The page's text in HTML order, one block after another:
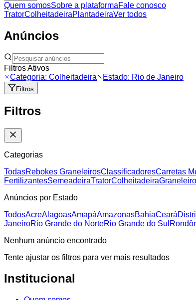
Quem somosSobre a plataformaFale conosco
TratorColheitadeiraPlantadeiraVer todos
Anúncios
Filtros Ativos
Categoria: Colheitadeira Estado: Rio de Janeiro
Filtros
Filtros
Categorias
TodasRebokes GraneleirosClassificadoresCarretas
FertilizantesSemeadeiraTratorColheitadeira
Anúncios por Estado
TodosAcreAlagoasAmapáAmazonasBahiaCeará
JaneiroRio Grande do NorteRio Grande do Sul
Nenhum anúncio encontrado
Tente ajustar os filtros para ver mais resultados
Institucional